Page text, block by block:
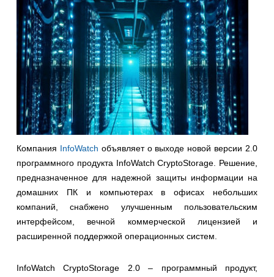
Компания InfoWatch объявляет о выходе новой версии 2.0
программного продукта InfoWatch CryptoStorage. Решение,
предназначенное для надежной защиты информации на
домашних ПК и компьютерах в офисах небольших
компаний, снабжено улучшенным пользовательским
интерфейсом, вечной коммерческой лицензией и
расширенной поддержкой операционных систем.
InfoWatch CryptoStorage 2.0 – программный продукт,